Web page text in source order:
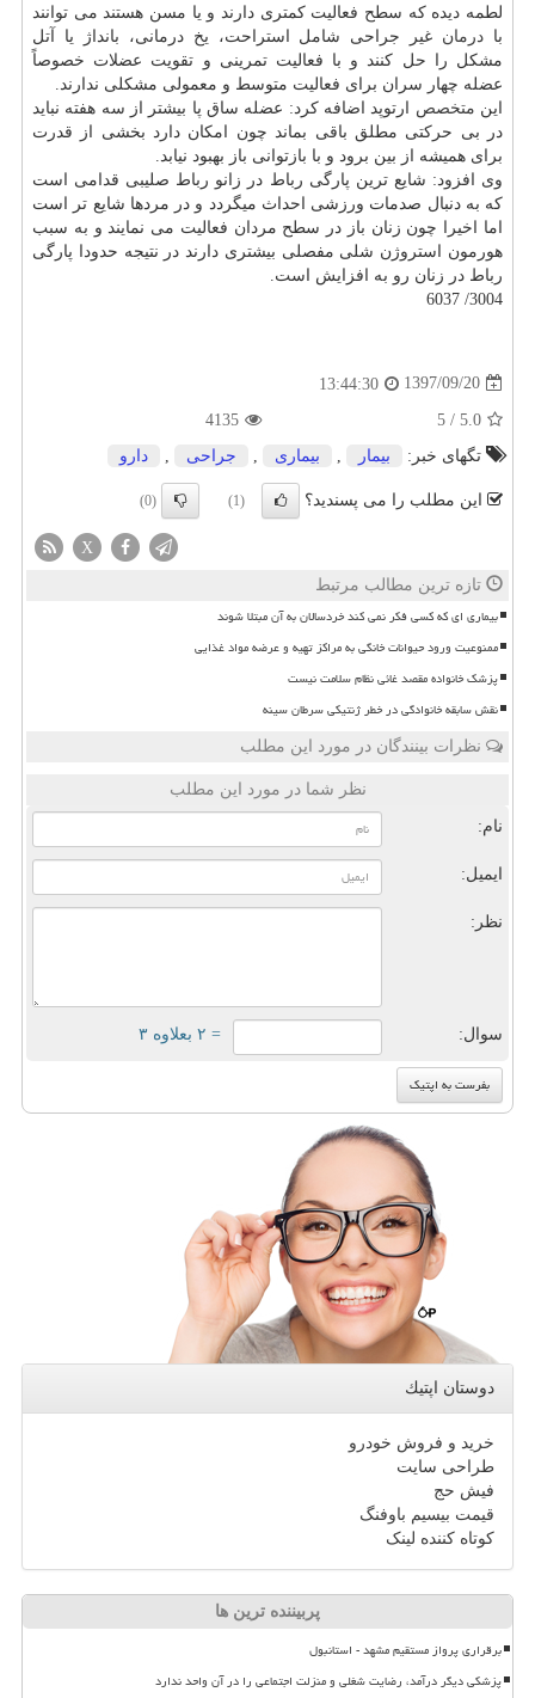
لطمه دیده كه سطح فعالیت كمتری دارند و یا مسن هستند می توانند
با درمان غیر جراحی شامل استراحت، یخ درمانی، بانداژ یا آتل
مشكل را حل كنند و با فعالیت تمرینی و تقویت عضلات خصوصاً
عضله چهار سران برای فعالیت متوسط و معمولی مشكلی ندارند.
این متخصص ارتوپد اضافه كرد: عضله ساق پا بیشتر از سه هفته نباید
در بی حركتی مطلق باقی بماند چون امكان دارد بخشی از قدرت
برای همیشه از بین برود و با بازتوانی باز بهبود نیابد.
وی افزود: شایع ترین پارگی رباط در زانو رباط صلیبی قدامی است
كه به دنبال صدمات ورزشی احداث میگردد و در مردها شایع تر است
اما اخیرا چون زنان باز در سطح مردان فعالیت می نمایند و به سبب
هورمون استروژن شلی مفصلی بیشتری دارند در نتیجه حدودا پارگی
رباط در زنان رو به افزایش است.
3004/ 6037
1397/09/20
13:44:30
5.0
/
5
4135
تگهای خبر:
بیمار بیماری جراحی دارو
این مطلب را می پسندید؟ (1)
(0)
X
تازه ترین مطالب مرتبط
بیماری ای که کسی فکر نمی کند خردسالان به آن مبتلا شوند
ممنوعیت ورود حیوانات خانگی به مراکز تهیه و عرضه مواد غذایی
پزشک خانواده مقصد غائی نظام سلامت نیست
نقش سابقه خانوادگی در خطر ژنتیکی سرطان سینه
نظرات بینندگان در مورد این مطلب
نظر شما در مورد این مطلب
نام:
ایمیل:
نظر:
سوال: = ۲ بعلاوه ۳
دوستان اپتیك
خرید و فروش خودرو
طراحی سایت
فیش حج
قیمت بیسیم باوفنگ
کوتاه کننده لینک
پربیننده ترین ها
برقراری پرواز مستقیم مشهد - استانبول
پزشکی دیگر درآمد، رضایت شغلی و منزلت اجتماعی را در آن واحد ندارد